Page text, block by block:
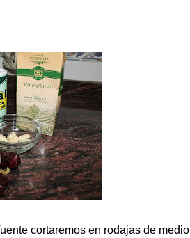
cortaremos en rodajas de medio